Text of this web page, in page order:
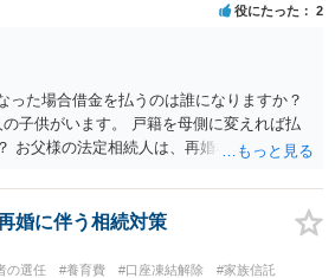
役にたった 2
った場合借金を払うのは誰になりますか？
子供がいます。 戸籍を母側に変えれば払
お父様の法定相続人は、再婚相手とご相談
係ありません。 ただし、お父様が亡くなっ
以内に家庭裁判所にて「相続放棄」の手続
婚に伴う相続対策
の選任 #養育費 #口座凍結解除 #家族信託